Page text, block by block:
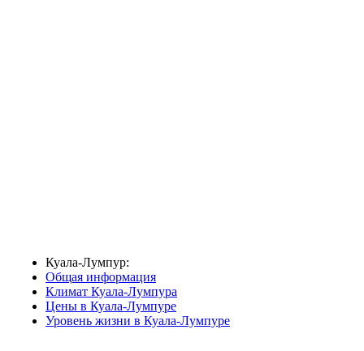
Куала-Лумпур:
Общая информация
Климат Куала-Лумпура
Цены в Куала-Лумпуре
Уровень жизни в Куала-Лумпуре